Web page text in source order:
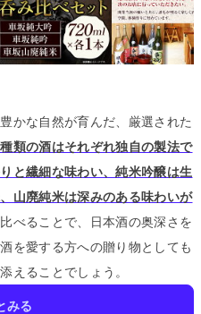
かな自然が育んだ、厳選された
類の酒はそれぞれ独自の製法で
と繊細な味わい、純米吟醸は生
山廃純米は深みのある味わいが
べることで、日本酒の奥深さを
を愛する方への贈り物としても
えることでしょう。
みる